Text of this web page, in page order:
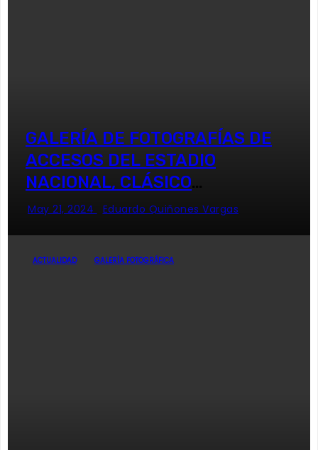
GALERÍA DE FOTOGRAFÍAS DE
ACCESOS DEL ESTADIO
NACIONAL, CLÁSICO
UNIVERSITARIO
May 21, 2024 Eduardo Quiñones Vargas
ACTUALIDAD GALERÍA FOTOGRÁFICA